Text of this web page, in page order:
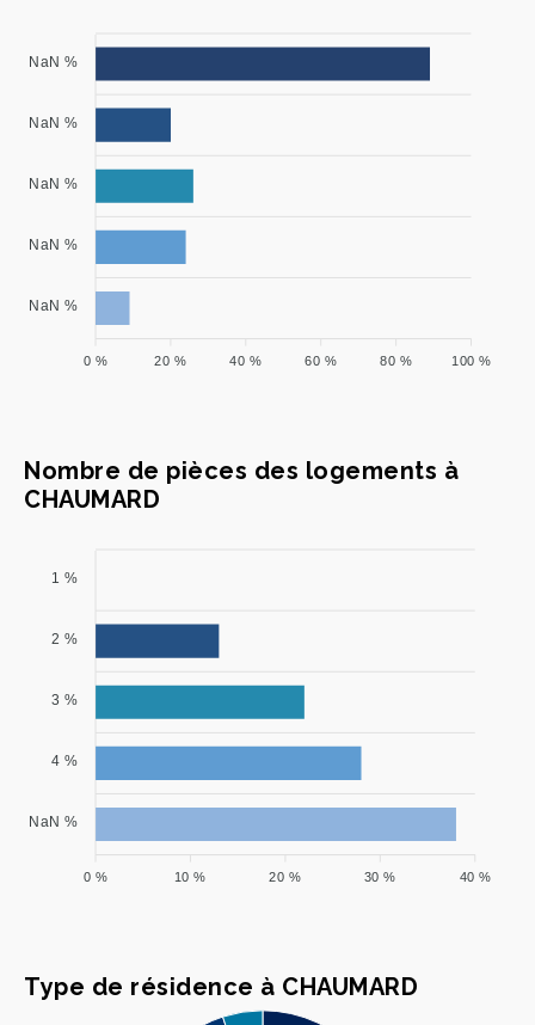
NaN %
NaN %
NaN %
NaN %
NaN %
100 %
80 %
60 %
40 %
20 %
0 %
Nombre de pièces des logements à
CHAUMARD
1 %
2 %
3 %
4 %
NaN %
40 %
30 %
20 %
10 %
0 %
Type de résidence à CHAUMARD